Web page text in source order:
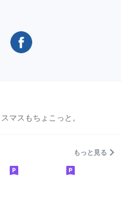
マスもちょこっと。
もっと見る